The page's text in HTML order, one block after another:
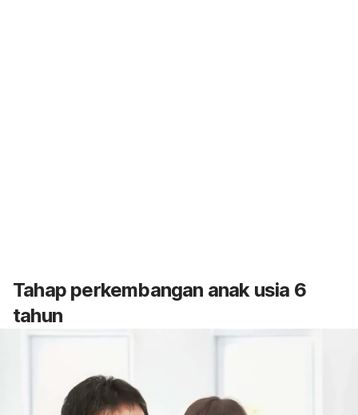
Tahap perkembangan anak usia 6
tahun